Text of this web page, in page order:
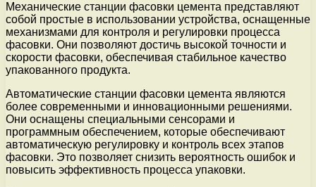
Механические станции фасовки цемента представляют
собой простые в использовании устройства, оснащенные
механизмами для контроля и регулировки процесса
фасовки. Они позволяют достичь высокой точности и
скорости фасовки, обеспечивая стабильное качество
упакованного продукта.
Автоматические станции фасовки цемента являются
более современными и инновационными решениями.
Они оснащены специальными сенсорами и
программным обеспечением, которые обеспечивают
автоматическую регулировку и контроль всех этапов
фасовки. Это позволяет снизить вероятность ошибок и
повысить эффективность процесса упаковки.